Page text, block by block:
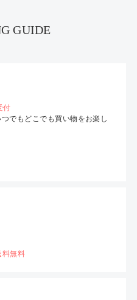
GUIDE
付
でもどこでも買い物をお楽し
料無料